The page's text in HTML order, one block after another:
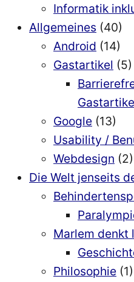
Informatik
Allgemeines (40)
Android (14)
Gastartikel (5)
Google (13)
Usability /
Webdesign (2)
Die Welt jenseits
Marlem denkt
Philosophie (1)